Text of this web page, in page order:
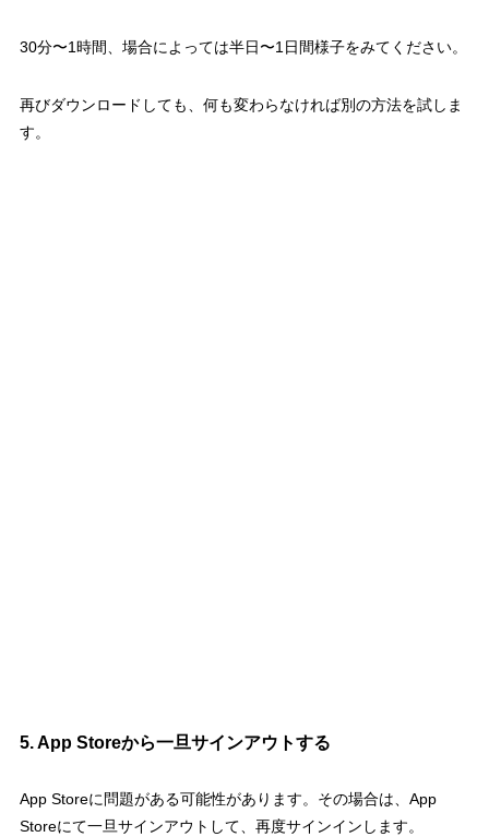
30分〜1時間、場合によっては半日〜1日間様子をみてください。
再びダウンロードしても、何も変わらなければ別の方法を試しま
す。
5. App Storeから一旦サインアウトする
App Storeに問題がある可能性があります。その場合は、App
Storeにて一旦サインアウトして、再度サインインします。